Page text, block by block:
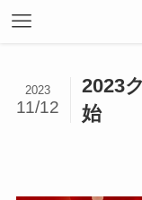
2023
始
2023
11/12